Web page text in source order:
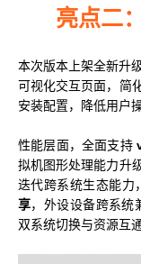
亮点二
本次版本上架全新升
可视化交互页面，简
安装配置，降低用户
性能层面，全面支持
拟机图形处理能力升
迭代跨系统生态能力
享，外设设备跨系统
双系统切换与资源互